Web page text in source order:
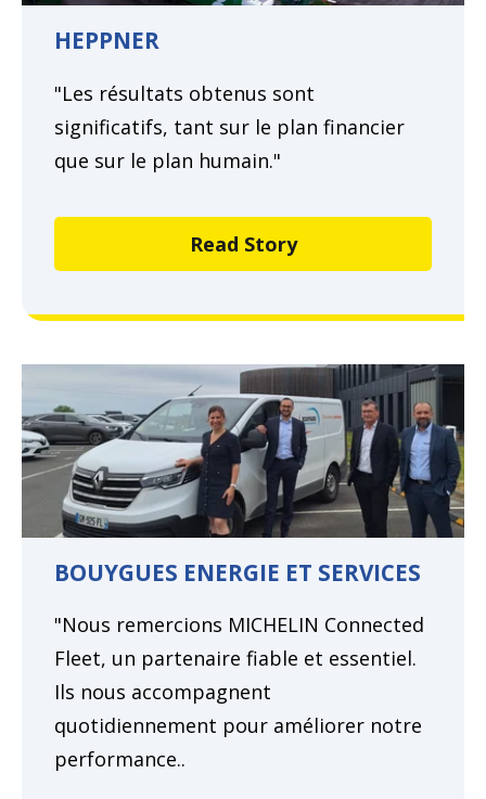
HEPPNER
"Les résultats obtenus sont
significatifs, tant sur le plan financier
que sur le plan humain."
Read Story
BOUYGUES ENERGIE ET SERVICES
"Nous remercions MICHELIN Connected
Fleet, un partenaire fiable et essentiel.
Ils nous accompagnent
quotidiennement pour améliorer notre
performance..